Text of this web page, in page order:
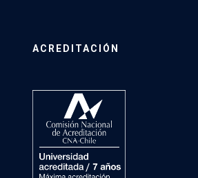
ACREDITACIÓN